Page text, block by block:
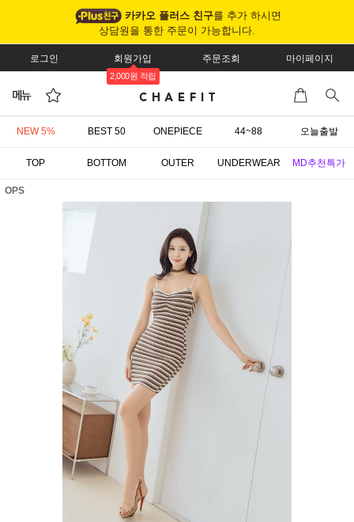
카카오 플러스 친구를 추가 하시면
상담원을 통한 주문이 가능합니다.
로그인 회원가입
2,000원 적립
주문조회 마이페이지
NEW 5% BEST 50 ONEPIECE 44~88 오늘출발
TOP BOTTOM OUTER UNDERWEAR MD추천특가
OPS